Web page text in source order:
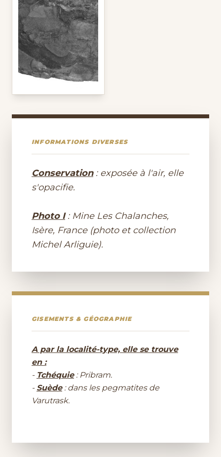
INFORMATIONS DIVERSES
Conservation: exposée à l'air, elle
s'opacifie.
Photo I: Mine Les Chalanches,
Isère, France (photo et collection
Michel Arliguie).
GISEMENTS & GÉOGRAPHIE
A par la localité-type, elle se trouve
en :
- Tchéquie: Pribram.
- Suède: dans les pegmatites de
Varutrask.